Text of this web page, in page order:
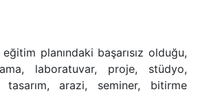
planındaki başarısız olduğu,
laboratuvar, proje, stüdyo,
arazi, seminer, bitirme